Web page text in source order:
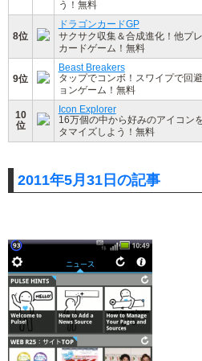
う！無料
8位
ドラゴンカードGP
サクサク収集＆合成進化！他プ
カードゲーム！無料
9位
Beast Breakers
タップでコンボ！スワイプで回
ョンゲーム！無料
10
位
Icon Explorer
16万個の中から好みのアイコン
タマイズしよう！無料
2011年5月31日の記事